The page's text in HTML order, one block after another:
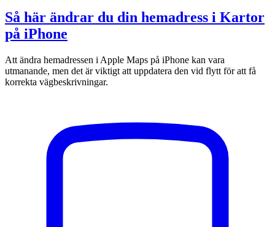
Så här ändrar du din hemadress i Kartor
på iPhone
Att ändra hemadressen i Apple Maps på iPhone kan vara
utmanande, men det är viktigt att uppdatera den vid flytt för att få
korrekta vägbeskrivningar.